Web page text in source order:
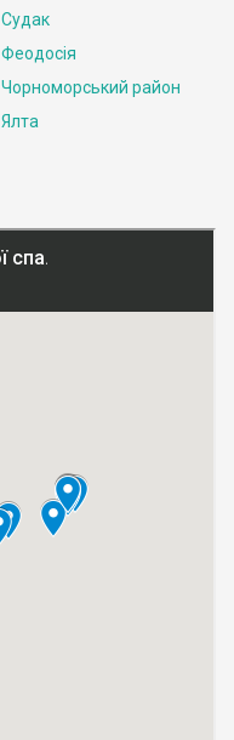
Судак
Феодосія
Чорноморський район
Ялта